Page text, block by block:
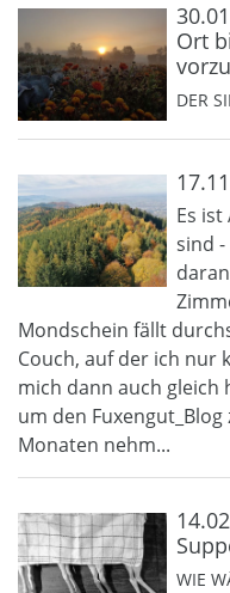
Ort
DER
Es
sind
Mondschein fällt
Couch, auf der ich nur
mich dann auch gleich
um den
Monaten nehm...
WIE